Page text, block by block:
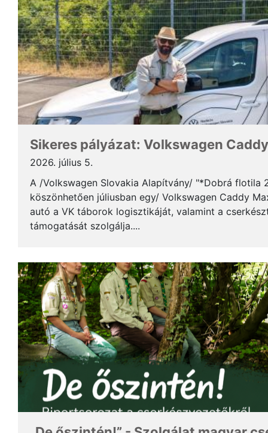
Sikeres pályázat: Volkswagen
2026. július 5.
A /Volkswagen Slovakia Alapítvány/ "*Dobrá flotila
köszönhetően júliusban egy/ Volkswagen Caddy
autó a VK táborok logisztikáját, valamint a
támogatását szolgálja....